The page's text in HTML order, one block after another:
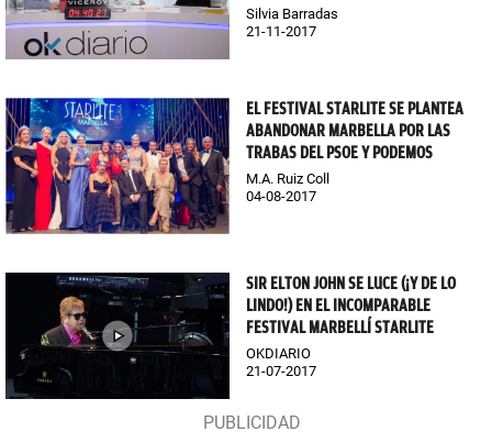
Silvia Barradas
21-11-2017
EL FESTIVAL STARLITE SE PLANTEA
ABANDONAR MARBELLA POR LAS
TRABAS DEL PSOE Y PODEMOS
M.A. Ruiz Coll
04-08-2017
SIR ELTON JOHN SE LUCE (¡Y DE LO
LINDO!) EN EL INCOMPARABLE
FESTIVAL MARBELLÍ STARLITE
OKDIARIO
21-07-2017